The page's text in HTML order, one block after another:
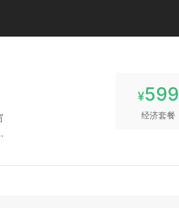
¥599
经济套餐